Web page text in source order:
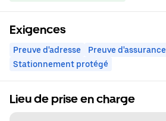
Exigences
Preuve d'adresse
Preuve d'assurance
Stationnement protégé
Lieu de prise en charge